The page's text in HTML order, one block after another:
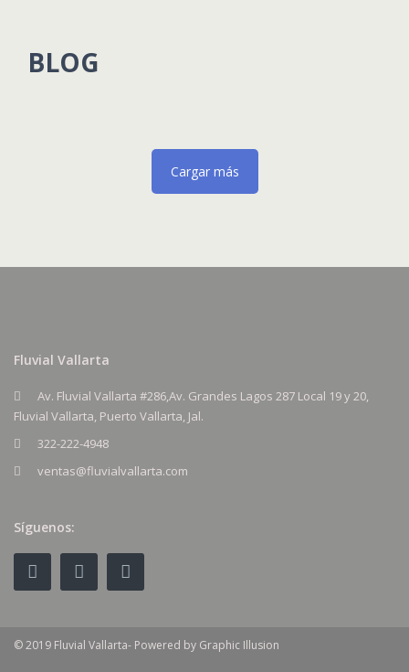
BLOG
Cargar más
Fluvial Vallarta
Av. Fluvial Vallarta #286,Av. Grandes Lagos 287 Local 19 y 20,
Fluvial Vallarta, Puerto Vallarta, Jal.
322-222-4948
ventas@fluvialvallarta.com
Síguenos:
© 2019 Fluvial Vallarta- Powered by Graphic Illusion